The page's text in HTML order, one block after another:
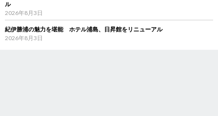
ル
2026年8月3日
紀伊勝浦の魅力を堪能 ホテル浦島、日昇館をリニューアル
2026年8月3日